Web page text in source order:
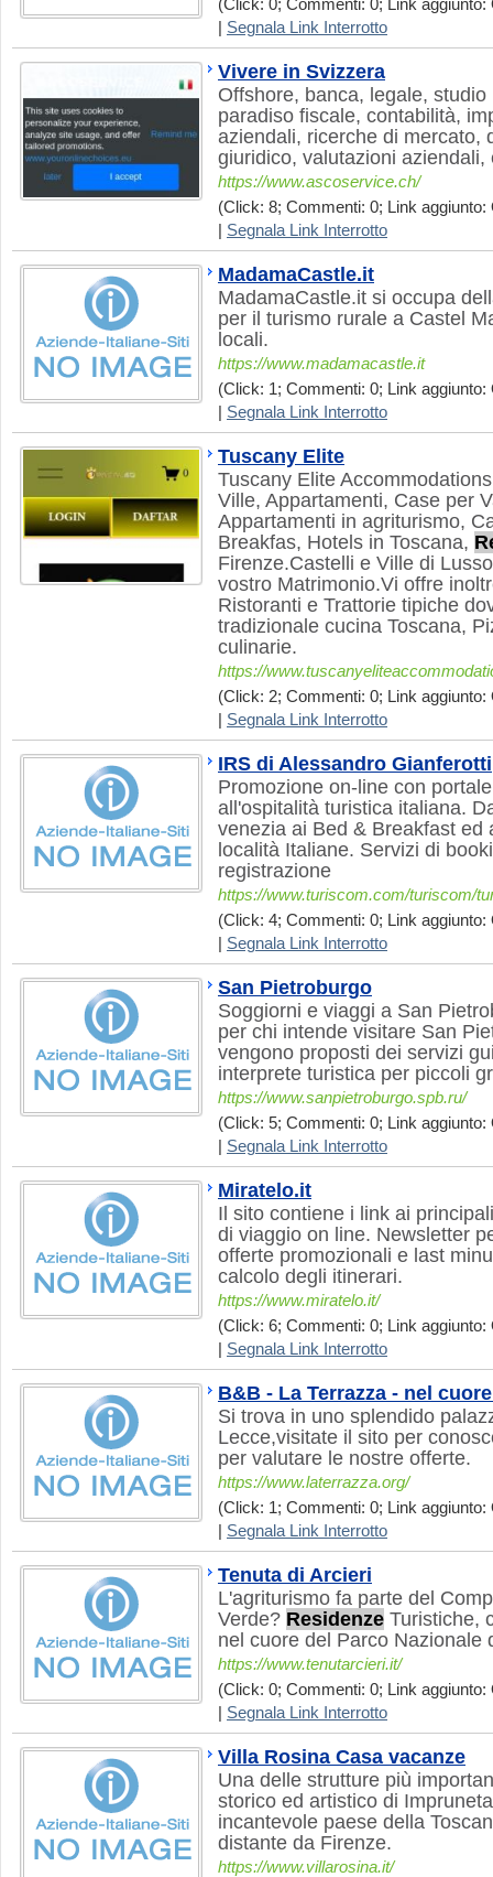
(Click: 0; Commenti: 0; Link aggiunto:
Segnala Link Interrotto
Vivere in Svizzera
Offshore, banca, legale,
paradiso fiscale, contabilità,
aziendali, ricerche di mercato,
giuridico, valutazioni aziendali,
https://www.ascoservice.ch/
(Click: 8; Commenti: 0; Link aggiunto:
Segnala Link Interrotto
MadamaCastle.it
MadamaCastle.it si occupa
per il turismo rurale a Castel
locali.
https://www.madamacastle.it
(Click: 1; Commenti: 0; Link aggiunto:
Segnala Link Interrotto
Tuscany Elite
Tuscany Elite
Ville, Appartamenti, Case per
Appartamenti in agriturismo,
Breakfas, Hotels in Toscana,
Firenze.Castelli e Ville di
vostro Matrimonio.Vi offre
Ristoranti e Trattorie tipiche
tradizionale cucina Toscana,
culinarie.
https://
(Click: 2; Commenti: 0; Link aggiunto:
Segnala Link Interrotto
IRS di Alessandro Gianferotti
Promozione on-line con
all'ospitalità turistica italiana.
venezia ai Bed & Breakfast ed
località Italiane. Servizi di
registrazione
https://www.turiscom.com/turiscom/
(Click: 4; Commenti: 0; Link aggiunto:
Segnala Link Interrotto
San Pietroburgo
Soggiorni e viaggi a San
per chi intende visitare San
vengono proposti dei servizi
interprete turistica per piccoli
https://www.sanpietroburgo.spb.ru/
(Click: 5; Commenti: 0; Link aggiunto:
Segnala Link Interrotto
Miratelo.it
Il sito contiene i link ai
di viaggio on line. Newsletter
offerte promozionali e last
calcolo degli itinerari.
https://www.miratelo.it/
(Click: 6; Commenti: 0; Link aggiunto:
Segnala Link Interrotto
B&B - La Terrazza - nel
Si trova in uno splendido
Lecce,visitate il sito per
per valutare le nostre offerte.
https://www.laterrazza.org/
(Click: 1; Commenti: 0; Link aggiunto:
Segnala Link Interrotto
Tenuta di Arcieri
L'agriturismo fa parte del
Verde? Residenze Turistiche,
nel cuore del Parco Nazionale
https://www.tenutarcieri.it/
(Click: 0; Commenti: 0; Link aggiunto:
Segnala Link Interrotto
Villa Rosina Casa vacanze
Una delle strutture più
storico ed artistico di
incantevole paese della
distante da Firenze.
https://www.villarosina.it/